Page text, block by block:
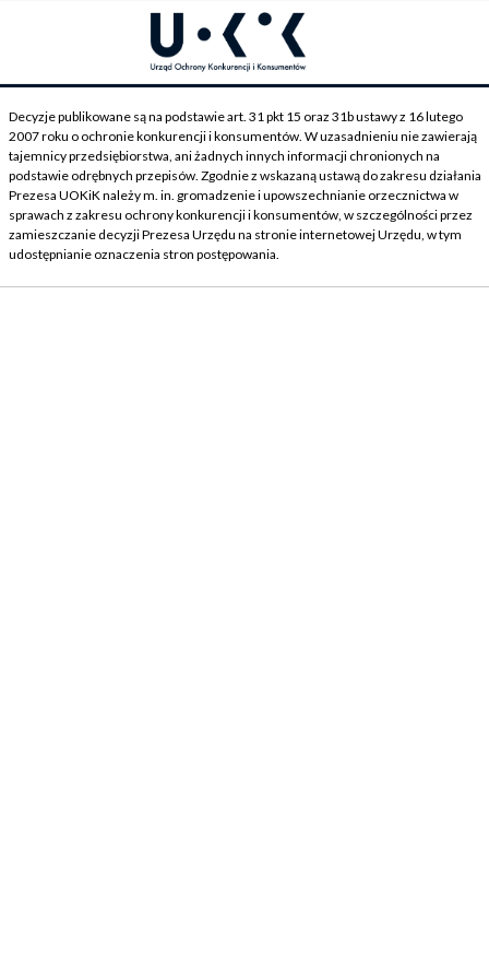
Decyzje publikowane są na podstawie art. 31 pkt 15 oraz 31b ustawy z 16 lutego
2007 roku o ochronie konkurencji i konsumentów. W uzasadnieniu nie zawierają
tajemnicy przedsiębiorstwa, ani żadnych innych informacji chronionych na
podstawie odrębnych przepisów. Zgodnie z wskazaną ustawą do zakresu działania
Prezesa UOKiK należy m. in. gromadzenie i upowszechnianie orzecznictwa w
sprawach z zakresu ochrony konkurencji i konsumentów, w szczególności przez
zamieszczanie decyzji Prezesa Urzędu na stronie internetowej Urzędu, w tym
udostępnianie oznaczenia stron postępowania.